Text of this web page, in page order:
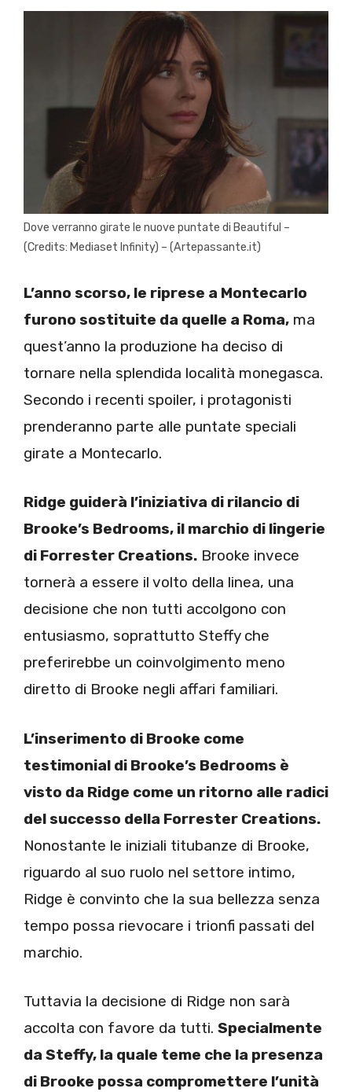
Dove verranno girate le nuove puntate di Beautiful –
(Credits: Mediaset Infinity) – (Artepassante.it)
L’anno scorso, le riprese a Montecarlo
furono sostituite da quelle a Roma, ma
quest’anno la produzione ha deciso di
tornare nella splendida località monegasca.
Secondo i recenti spoiler, i protagonisti
prenderanno parte alle puntate speciali
girate a Montecarlo.
Ridge guiderà l’iniziativa di rilancio di
Brooke’s Bedrooms, il marchio di lingerie
di Forrester Creations. Brooke invece
tornerà a essere il volto della linea, una
decisione che non tutti accolgono con
entusiasmo, soprattutto Steffy che
preferirebbe un coinvolgimento meno
diretto di Brooke negli affari familiari.
L’inserimento di Brooke come
testimonial di Brooke’s Bedrooms è
visto da Ridge come un ritorno alle radici
del successo della Forrester Creations.
Nonostante le iniziali titubanze di Brooke,
riguardo al suo ruolo nel settore intimo,
Ridge è convinto che la sua bellezza senza
tempo possa rievocare i trionfi passati del
marchio.
Tuttavia la decisione di Ridge non sarà
accolta con favore da tutti. Specialmente
da Steffy, la quale teme che la presenza
di Brooke possa compromettere l’unità